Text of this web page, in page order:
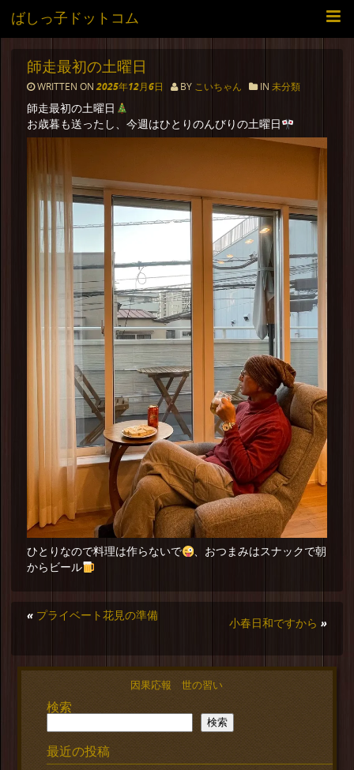
ばしっ子ドットコム
師走最初の土曜日
WRITTEN ON 2025年12月6日 BY こいちゃん IN 未分類
師走最初の土曜日
お歳暮も送ったし、今週はひとりのんびりの土曜日
ひとりなので料理は作らないで
、おつまみはスナックで朝
からビール
« プライベート花見の準備
小春日和ですから »
因果応報 世の習い
検索
検索
最近の投稿